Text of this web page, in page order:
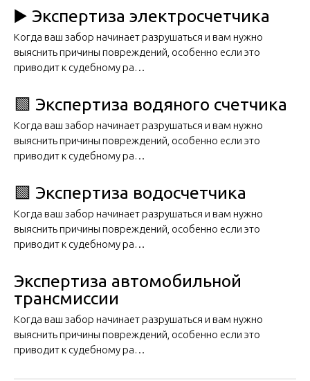
▶️ Экспертиза электросчетчика
Когда ваш забор начинает разрушаться и вам нужно
выяснить причины повреждений, особенно если это
приводит к судебному ра…
🟩 Экспертиза водяного счетчика
Когда ваш забор начинает разрушаться и вам нужно
выяснить причины повреждений, особенно если это
приводит к судебному ра…
🟩 Экспертиза водосчетчика
Когда ваш забор начинает разрушаться и вам нужно
выяснить причины повреждений, особенно если это
приводит к судебному ра…
Экспертиза автомобильной
трансмиссии
Когда ваш забор начинает разрушаться и вам нужно
выяснить причины повреждений, особенно если это
приводит к судебному ра…